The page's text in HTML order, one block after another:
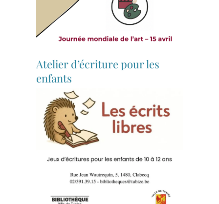
Atelier d’écriture pour les
enfants